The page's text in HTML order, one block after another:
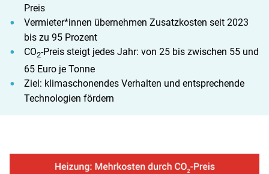
Preis
Vermieter*innen übernehmen Zusatzkosten seit 2023
bis zu 95 Prozent
CO2-Preis steigt jedes Jahr: von 25 bis zwischen 55 und
65 Euro je Tonne
Ziel: klimaschonendes Verhalten und entsprechende
Technologien fördern